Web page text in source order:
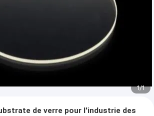
1/1
de verre pour l'industrie des